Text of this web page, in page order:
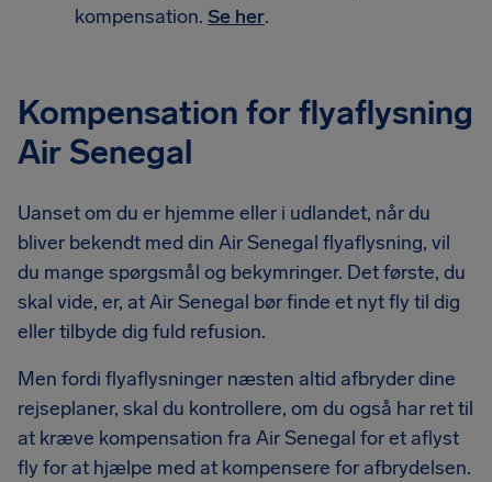
kompensation. Se her.
Kompensation for flyaflysning
Air Senegal
Uanset om du er hjemme eller i udlandet, når du
bliver bekendt med din Air Senegal flyaflysning, vil
du mange spørgsmål og bekymringer. Det første, du
skal vide, er, at Air Senegal bør finde et nyt fly til dig
eller tilbyde dig fuld refusion.
Men fordi flyaflysninger næsten altid afbryder dine
rejseplaner, skal du kontrollere, om du også har ret til
at kræve kompensation fra Air Senegal for et aflyst
fly for at hjælpe med at kompensere for afbrydelsen.